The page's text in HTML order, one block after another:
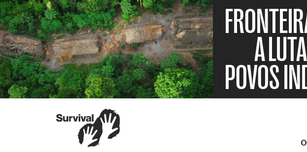
A
POVOS